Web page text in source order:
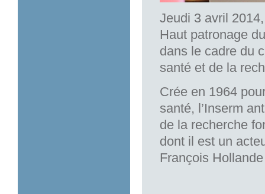
Jeudi 3 avril
Haut patronage
dans le cadre du
santé et de la
Crée en 1964
santé, l’Inserm
de la recherche
dont il est un
François